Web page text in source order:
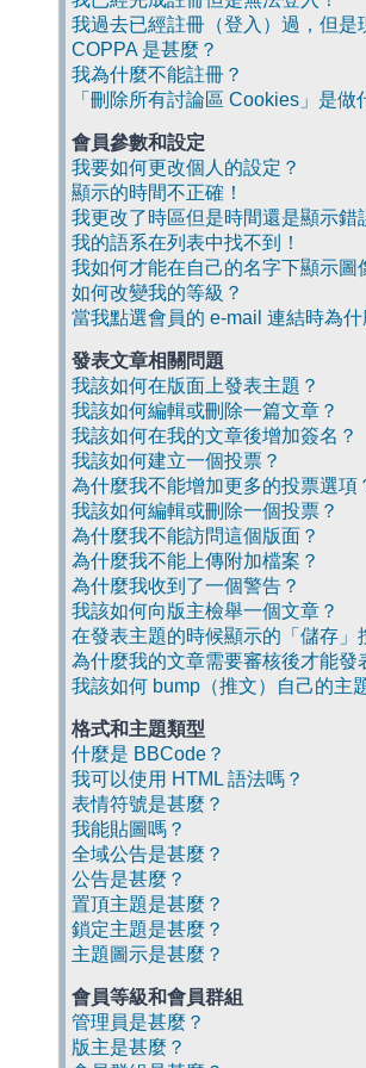
我過去已經註冊（登入）過，但是
COPPA 是甚麼？
我為什麼不能註冊？
「刪除所有討論區 Cookies」是做
會員參數和設定
我要如何更改個人的設定？
顯示的時間不正確！
我更改了時區但是時間還是顯示錯
我的語系在列表中找不到！
我如何才能在自己的名字下顯示圖
如何改變我的等級？
當我點選會員的 e-mail 連結時為什
發表文章相關問題
我該如何在版面上發表主題？
我該如何編輯或刪除一篇文章？
我該如何在我的文章後增加簽名？
我該如何建立一個投票？
為什麼我不能增加更多的投票選項
我該如何編輯或刪除一個投票？
為什麼我不能訪問這個版面？
為什麼我不能上傳附加檔案？
為什麼我收到了一個警告？
我該如何向版主檢舉一個文章？
在發表主題的時候顯示的「儲存」
為什麼我的文章需要審核後才能發
我該如何 bump（推文）自己的主
格式和主題類型
什麼是 BBCode？
我可以使用 HTML 語法嗎？
表情符號是甚麼？
我能貼圖嗎？
全域公告是甚麼？
公告是甚麼？
置頂主題是甚麼？
鎖定主題是甚麼？
主題圖示是甚麼？
會員等級和會員群組
管理員是甚麼？
版主是甚麼？